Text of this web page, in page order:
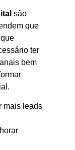
são
que
ter
bem
mais leads